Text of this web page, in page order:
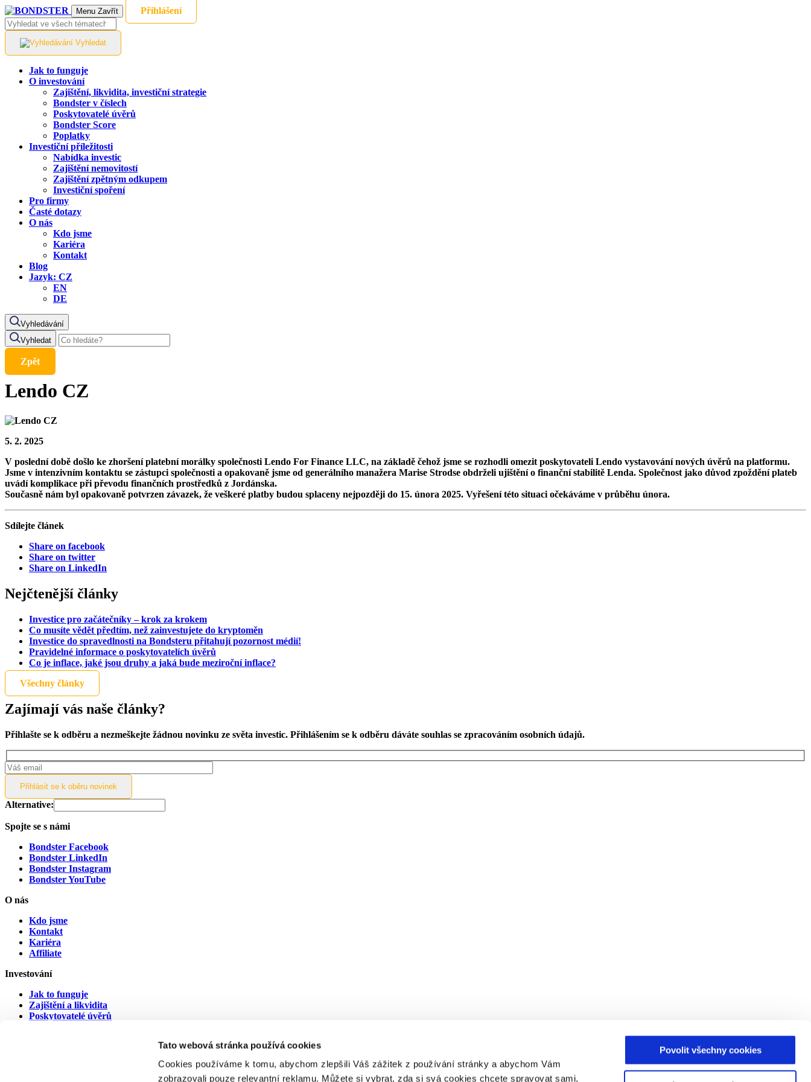
Tato webová stránka používá cookies
Cookies používáme k tomu, abychom zlepšili Váš zážitek z používání stránky a abychom Vám
zobrazovali pouze relevantní reklamu. Můžete si vybrat, zda si svá cookies chcete spravovat sami,
Povolit všechny cookies
Menu Zavřít Přihlášení
Vyhledat
Jak to funguje
O investování
Zajištění, likvidita, investiční strategie
Bondster v číslech
Poskytovatelé úvěrů
Bondster Score
Poplatky
Investiční příležitosti
Nabídka investic
Zajištění nemovitostí
Zajištění zpětným odkupem
Investiční spoření
Pro firmy
Časté dotazy
O nás
Kdo jsme
Kariéra
Kontakt
Blog
Jazyk: CZ
EN
DE
Vyhledávání
Vyhledat
Zpět
Lendo CZ
5. 2. 2025
V poslední době došlo ke zhoršení platební morálky společnosti Lendo For Finance LLC, na základě čehož jsme se rozhodli omezit poskytovateli Lendo vystavování nových úvěrů na platformu.
Jsme v intenzivním kontaktu se zástupci společnosti a opakovaně jsme od generálního manažera Marise Strodse obdrželi ujištění o finanční stabilitě Lenda. Společnost jako důvod zpoždění plateb
uvádí komplikace při převodu finančních prostředků z Jordánska.
Současně nám byl opakovaně potvrzen závazek, že veškeré platby budou splaceny nejpozději do 15. února 2025. Vyřešení této situaci očekáváme v průběhu února.
Sdílejte článek
Share on facebook
Share on twitter
Share on LinkedIn
Nejčtenější články
Investice pro začátečníky – krok za krokem
Co musíte vědět předtím, než zainvestujete do kryptoměn
Investice do spravedlnosti na Bondsteru přitahují pozornost médií!
Pravidelné informace o poskytovatelích úvěrů
Co je inflace, jaké jsou druhy a jaká bude meziroční inflace?
Všechny články
Zajímají vás naše články?
Přihlašte se k odběru a nezmeškejte žádnou novinku ze světa investic. Přihlášením se k odběru dáváte souhlas se zpracováním osobních údajů.
Alternative:
Spojte se s námi
Bondster Facebook
Bondster LinkedIn
Bondster Instagram
Bondster YouTube
O nás
Kdo jsme
Kontakt
Kariéra
Affiliate
Investování
Jak to funguje
Zajištění a likvidita
Poskytovatelé úvěrů